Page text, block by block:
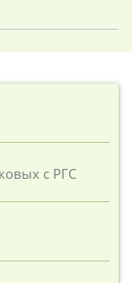
с РГС